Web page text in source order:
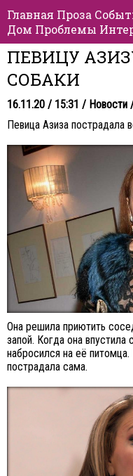
Главная Проза
Дом Проблемы
ПЕВИЦУ
СОБАКИ
16.11.20 / 15:31 / Новости
Певица Азиза пострадала
Она решила приютить
запой. Когда она
набросился на её
пострадала сама.